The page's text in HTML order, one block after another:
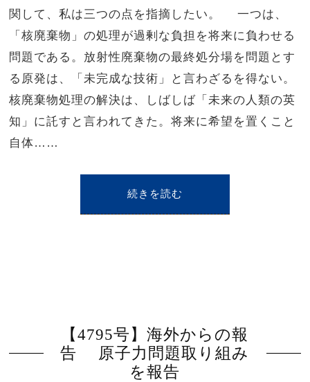
関して、私は三つの点を指摘したい。 一つは、
「核廃棄物」の処理が過剰な負担を将来に負わせる
問題である。放射性廃棄物の最終処分場を問題とす
る原発は、「未完成な技術」と言わざるを得ない。
核廃棄物処理の解決は、しばしば「未来の人類の英
知」に託すと言われてきた。将来に希望を置くこと
自体……
続きを読む
【4795号】海外からの報
告 原子力問題取り組み
を報告